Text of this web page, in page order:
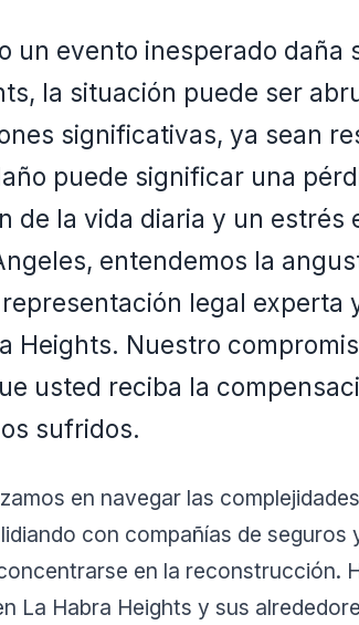
un evento inesperado daña
la situación puede ser
significativas, ya sean
puede significar una
de la vida diaria y un estrés
entendemos la
legal experta
Heights. Nuestro
usted reciba la
sufridos.
en navegar las
con compañías de
en la reconstrucción.
La Habra Heights y sus